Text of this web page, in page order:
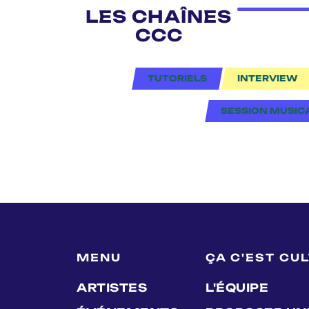
LES CHAÎNES
CCC
TUTORIELS INTERVIEW
SESSION
MENU
ARTISTES
ÇA C'EST
L'ÉQUIPE